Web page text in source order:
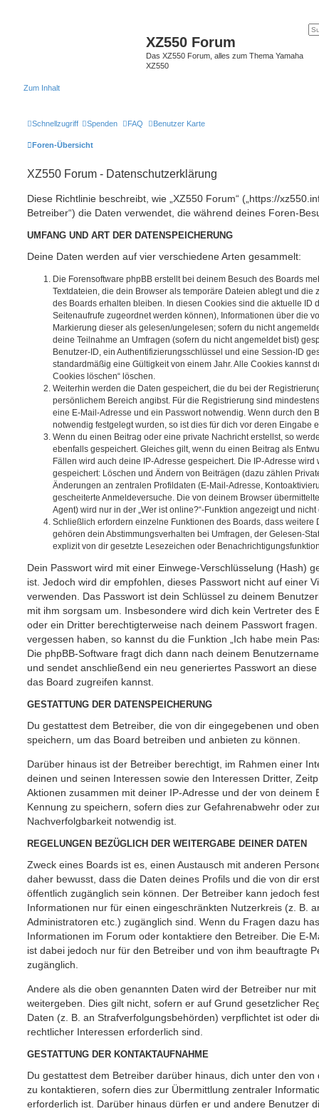
XZ550 Forum
Das XZ550 Forum, alles zum Thema Yamaha
XZ550
Zum Inhalt
Schnellzugriff Spenden FAQ Benutzer Karte
Foren-Übersicht
XZ550 Forum - Datenschutzerklärung
Diese Richtlinie beschreibt, wie „XZ550 Forum“ („https://
Betreiber“) die Daten verwendet, die während deines Foren-
UMFANG UND ART DER DATENSPEICHERUNG
Deine Daten werden auf vier verschiedene Arten gesammelt:
Die Forensoftware phpBB erstellt bei deinem Besuch des Boards
Textdateien, die dein Browser als temporäre Dateien ablegt und die
des Boards erhalten bleiben. In diesen Cookies sind die aktuelle ID
Seitenaufrufe zugeordnet werden können), Informationen über die
Markierung dieser als gelesen/ungelesen; sofern du nicht
deine Teilnahme an Umfragen (sofern du nicht angemeldet bist)
Benutzer-ID, ein Authentifizierungsschlüssel und eine Session-ID
standardmäßig eine Gültigkeit von einem Jahr. Alle Cookies kannst
Cookies löschen“ löschen.
Weiterhin werden die Daten gespeichert, die du bei der
persönlichem Bereich angibst. Für die Registrierung sind
eine E-Mail-Adresse und ein Passwort notwendig. Wenn durch den
notwendig festgelegt wurden, so ist dies für dich vor deren Eingabe
Wenn du einen Beitrag oder eine private Nachricht erstellst, so
ebenfalls gespeichert. Gleiches gilt, wenn du einen Beitrag als
Fällen wird auch deine IP-Adresse gespeichert. Die IP-Adresse
gespeichert: Löschen und Ändern von Beiträgen (dazu zählen
Änderungen an zentralen Profildaten (E-Mail-Adresse,
gescheiterte Anmeldeversuche. Die von deinem Browser
Agent) wird nur in der „Wer ist online?“-Funktion angezeigt und
Schließlich erfordern einzelne Funktionen des Boards, dass weitere
gehören dein Abstimmungsverhalten bei Umfragen, der Gelesen-
explizit von dir gesetzte Lesezeichen oder
Dein Passwort wird mit einer Einwege-Verschlüsselung (Hash)
ist. Jedoch wird dir empfohlen, dieses Passwort nicht auf einer
verwenden. Das Passwort ist dein Schlüssel zu deinem
mit ihm sorgsam um. Insbesondere wird dich kein Vertreter des
oder ein Dritter berechtigterweise nach deinem Passwort
vergessen haben, so kannst du die Funktion „Ich habe mein
Die phpBB-Software fragt dich dann nach deinem
und sendet anschließend ein neu generiertes Passwort an
das Board zugreifen kannst.
GESTATTUNG DER DATENSPEICHERUNG
Du gestattest dem Betreiber, die von dir eingegebenen und
speichern, um das Board betreiben und anbieten zu können.
Darüber hinaus ist der Betreiber berechtigt, im Rahmen einer
deinen und seinen Interessen sowie den Interessen Dritter,
Aktionen zusammen mit deiner IP-Adresse und der von deinem
Kennung zu speichern, sofern dies zur Gefahrenabwehr oder
Nachverfolgbarkeit notwendig ist.
REGELUNGEN BEZÜGLICH DER WEITERGABE DEINER DATEN
Zweck eines Boards ist es, einen Austausch mit anderen
daher bewusst, dass die Daten deines Profils und die von dir
öffentlich zugänglich sein können. Der Betreiber kann jedoch
Informationen nur für einen eingeschränkten Nutzerkreis (z. B.
Administratoren etc.) zugänglich sind. Wenn du Fragen dazu
Informationen im Forum oder kontaktiere den Betreiber. Die E-
ist dabei jedoch nur für den Betreiber und von ihm beauftragte
zugänglich.
Andere als die oben genannten Daten wird der Betreiber nur
weitergeben. Dies gilt nicht, sofern er auf Grund gesetzlicher
Daten (z. B. an Strafverfolgungsbehörden) verpflichtet ist oder
rechtlicher Interessen erforderlich sind.
GESTATTUNG DER KONTAKTAUFNAHME
Du gestattest dem Betreiber darüber hinaus, dich unter den
zu kontaktieren, sofern dies zur Übermittlung zentraler
erforderlich ist. Darüber hinaus dürfen er und andere Benutzer